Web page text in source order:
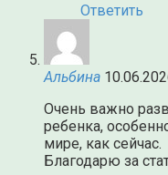
Ответить
Альбина
Очень важно
ребенка,
мире, как сейчас.
Благодарю за